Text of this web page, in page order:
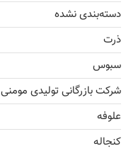
دسته‌بندی نشده
ذرت
سبوس
شرکت بازرگانی تولیدی مومنی
علوفه
کنجاله